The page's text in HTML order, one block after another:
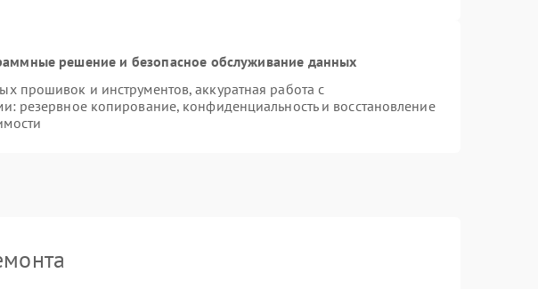
решение и безопасное обслуживание данных
прошивок и инструментов, аккуратная работа с
резервное копирование, конфиденциальность и восстановление